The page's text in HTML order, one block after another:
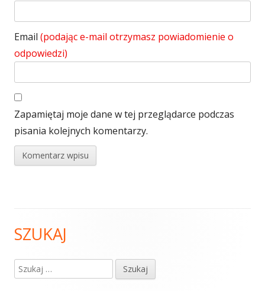
Email (podając e-mail otrzymasz powiadomienie o
odpowiedzi)
Zapamiętaj moje dane w tej przeglądarce podczas
pisania kolejnych komentarzy.
Główny
panel
SZUKAJ
Szukaj: